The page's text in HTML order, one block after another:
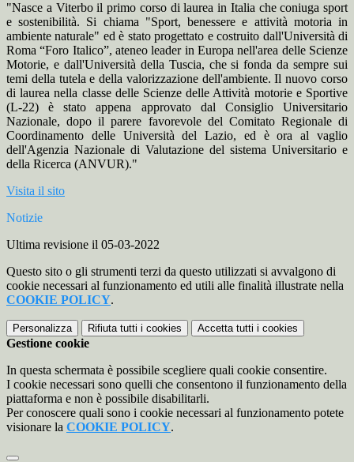
"Nasce a Viterbo il primo corso di laurea in Italia che coniuga sport
e sostenibilità. Si chiama "Sport, benessere e attività motoria in
ambiente naturale" ed è stato progettato e costruito dall'Università di
Roma “Foro Italico”, ateneo leader in Europa nell'area delle Scienze
Motorie, e dall'Università della Tuscia, che si fonda da sempre sui
temi della tutela e della valorizzazione dell'ambiente. Il nuovo corso
di laurea nella classe delle Scienze delle Attività motorie e Sportive
(L-22) è stato appena approvato dal Consiglio Universitario
Nazionale, dopo il parere favorevole del Comitato Regionale di
Coordinamento delle Università del Lazio, ed è ora al vaglio
dell'Agenzia Nazionale di Valutazione del sistema Universitario e
della Ricerca (ANVUR)."
Visita il sito
Notizie
Ultima revisione il 05-03-2022
Questo sito o gli strumenti terzi da questo utilizzati si avvalgono di
cookie necessari al funzionamento ed utili alle finalità illustrate nella
COOKIE POLICY.
Personalizza Rifiuta tutti i cookies Accetta tutti i cookies
Gestione cookie
In questa schermata è possibile scegliere quali cookie consentire.
I cookie necessari sono quelli che consentono il funzionamento della
piattaforma e non è possibile disabilitarli.
Per conoscere quali sono i cookie necessari al funzionamento potete
visionare la COOKIE POLICY.